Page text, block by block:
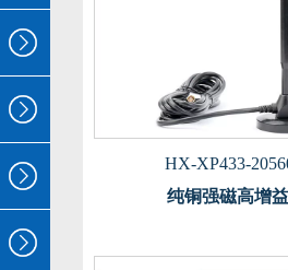
HX-XP433-
纯铜强磁高增